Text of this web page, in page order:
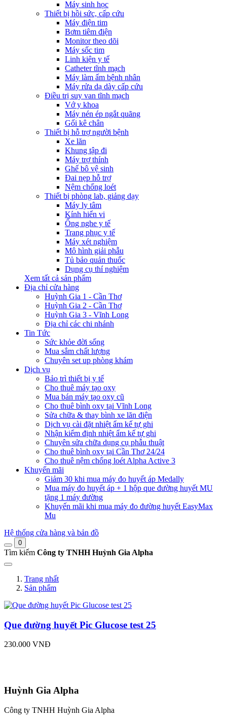
Máy sinh học
Thiết bị hồi sức, cấp cứu
Máy điện tim
Bơm tiêm điện
Monitor theo dõi
Máy sốc tim
Linh kiện y tế
Catheter tĩnh mạch
Máy làm ấm bệnh nhân
Máy rửa dạ dày cấp cứu
Điều trị suy van tĩnh mạch
Vớ y khoa
Máy nén ép ngắt quãng
Gối kê chân
Thiết bị hỗ trợ người bệnh
Xe lăn
Khung tập đi
Máy trợ thính
Ghế bô vệ sinh
Đai nẹp hỗ trợ
Nệm chống loét
Thiết bị phòng lab, giảng dạy
Máy ly tâm
Kính hiển vi
Ống nghe y tế
Trang phục y tế
Máy xét nghiệm
Mô hình giải phẫu
Tủ bảo quản thuốc
Dụng cụ thí nghiệm
Xem tất cả sản phẩm
Địa chỉ cửa hàng
Huỳnh Gia 1 - Cần Thơ
Huỳnh Gia 2 - Cần Thơ
Huỳnh Gia 3 - Vĩnh Long
Địa chỉ các chi nhánh
Tin Tức
Sức khỏe đời sống
Mua sắm chất lượng
Chuyên set up phòng khám
Dịch vụ
Bảo trì thiết bị y tế
Cho thuê máy tạo oxy
Mua bán máy tạo oxy cũ
Cho thuê bình oxy tại Vĩnh Long
Sửa chữa & thay bình xe lăn điện
Dịch vụ cài đặt nhiệt ẩm kế tự ghi
Nhận kiểm định nhiệt ẩm kế tự ghi
Chuyên sửa chữa dụng cụ phẫu thuật
Cho thuê bình oxy tại Cần Thơ 24/24
Cho thuê nệm chống loét Alpha Active 3
Khuyến mãi
Giảm 30 khi mua máy đo huyết áp Medally
Mua máy đo huyết áp + 1 hộp que đường huyết MU
tặng 1 máy đường
Khuyến mãi khi mua máy đo đường huyết EasyMax
Mu
Hệ thống cửa hàng và bản đồ
0
Tìm kiếm Công ty TNHH Huỳnh Gia Alpha
Trang nhất
Sản phẩm
Que đường huyết Pic Glucose test 25
230.000 VNĐ
Huỳnh Gia Alpha
Công ty TNHH Huỳnh Gia Alpha